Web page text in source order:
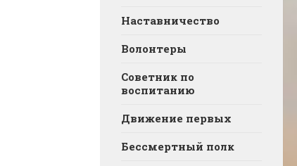
Наставничество
Волонтеры
Советник по
воспитанию
Движение первых
Бессмертный полк